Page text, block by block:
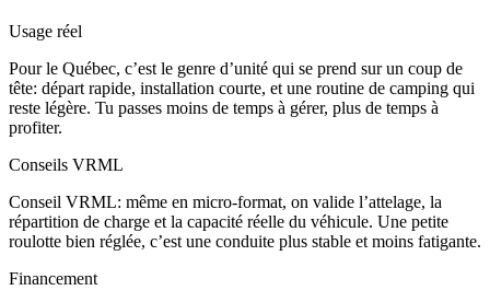
Usage réel
Pour le Québec, c’est le genre d’unité qui se prend sur un coup de
tête: départ rapide, installation courte, et une routine de camping qui
reste légère. Tu passes moins de temps à gérer, plus de temps à
profiter.
Conseils VRML
Conseil VRML: même en micro-format, on valide l’attelage, la
répartition de charge et la capacité réelle du véhicule. Une petite
roulotte bien réglée, c’est une conduite plus stable et moins fatigante.
Financement